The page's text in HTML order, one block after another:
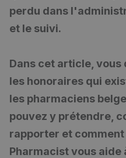
perdu dans
et le suivi.
Dans cet article,
les honoraires qui
les pharmaciens
pouvez y prétendre,
rapporter et
Pharmacist vous aide